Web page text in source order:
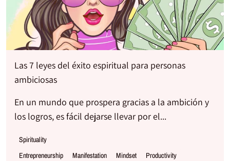
Las 7 leyes del éxito espiritual para personas
ambiciosas
En un mundo que prospera gracias a la ambición y
los logros, es fácil dejarse llevar por el...
Entrepreneurship Manifestation Mindset Productivity
Spirituality